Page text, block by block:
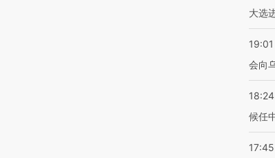
大选
19:01
会向
18:24
候任
17:45